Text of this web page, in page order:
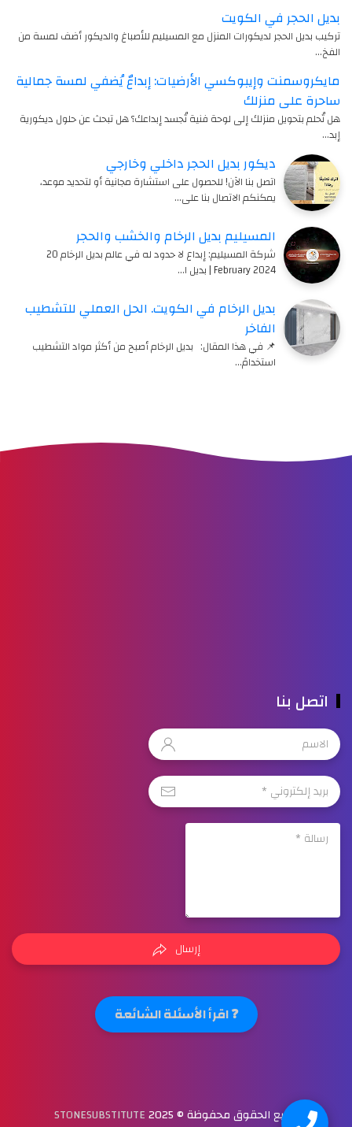
بديل الحجر في الكويت
تركيب بديل الحجر لديكورات المنزل مع المسيليم للأصباغ والديكور أضف لمسة من
الفخ…
مايكروسمنت وإيبوكسي الأرضيات: إبداعٌ يُضفي لمسة جمالية
ساحرة على منزلك
هل تُحلم بتحويل منزلك إلى لوحة فنية تُجسد إبداعك؟ هل تبحث عن حلول ديكورية
إبد…
ديكور بديل الحجر داخلي وخارجي
اتصل بنا الآن! للحصول على استشارة مجانية أو لتحديد موعد،
يمكنكم الاتصال بنا على…
المسيليم بديل الرخام والخشب والحجر
شركة المسيليم: إبداع لا حدود له في عالم بديل الرخام 20
February 2024 | بديل ا…
بديل الرخام في الكويت. الحل العملي للتشطيب
الفاخر
📌 في هذا المقال: بديل الرخام أصبح من أكثر مواد التشطيب
استخدامً…
اتصل بنا
إرسال
❓ اقرأ الأسئلة الشائعة
جميع الحقوق محفوظة © 2025 STONESUBSTITUTE